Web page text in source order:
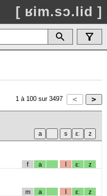
[ ʁim.sɔ.lid ]
1 à 100 sur 3497
f a l ɛː z
m a l ɛː z